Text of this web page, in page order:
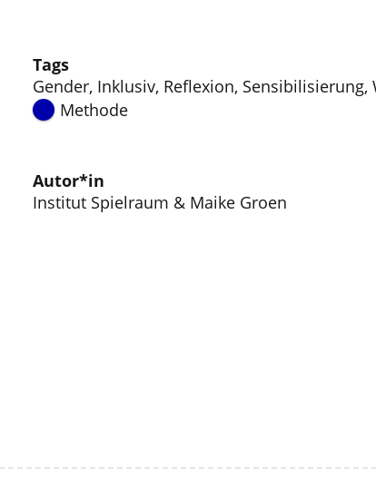
Tags
Gender, Inklusiv, Reflexion, Sensibilisierung,
Methode
Autor*in
Institut Spielraum & Maike Groen